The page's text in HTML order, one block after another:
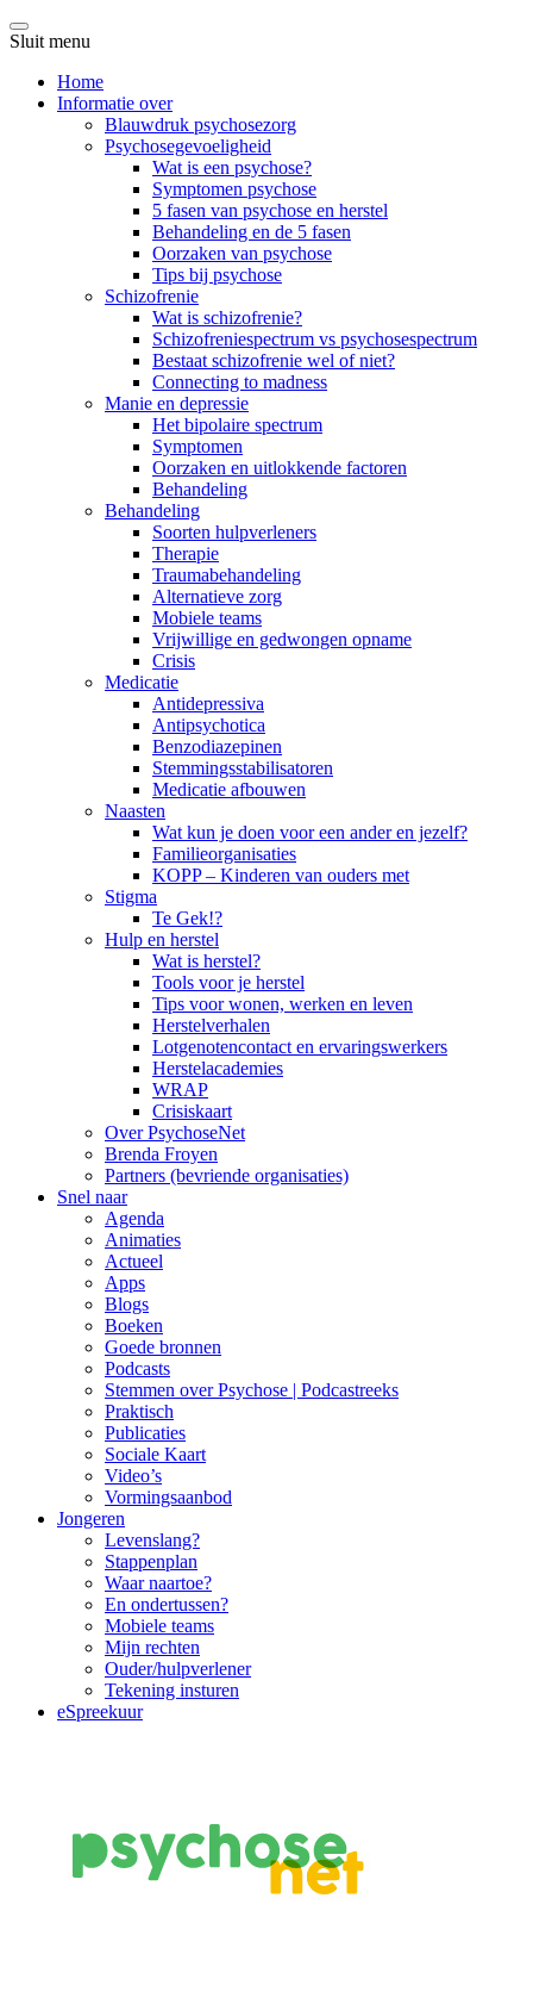
Sluit menu
Home
Informatie over
Blauwdruk psychosezorg
Psychosegevoeligheid
Wat is een psychose?
Symptomen psychose
5 fasen van psychose en herstel
Behandeling en de 5 fasen
Oorzaken van psychose
Tips bij psychose
Schizofrenie
Wat is schizofrenie?
Schizofreniespectrum vs psychosespectrum
Bestaat schizofrenie wel of niet?
Connecting to madness
Manie en depressie
Het bipolaire spectrum
Symptomen
Oorzaken en uitlokkende factoren
Behandeling
Behandeling
Soorten hulpverleners
Therapie
Traumabehandeling
Alternatieve zorg
Mobiele teams
Vrijwillige en gedwongen opname
Crisis
Medicatie
Antidepressiva
Antipsychotica
Benzodiazepinen
Stemmingsstabilisatoren
Medicatie afbouwen
Naasten
Wat kun je doen voor een ander en jezelf?
Familieorganisaties
KOPP – Kinderen van ouders met
Stigma
Te Gek!?
Hulp en herstel
Wat is herstel?
Tools voor je herstel
Tips voor wonen, werken en leven
Herstelverhalen
Lotgenotencontact en ervaringswerkers
Herstelacademies
WRAP
Crisiskaart
Over PsychoseNet
Brenda Froyen
Partners (bevriende organisaties)
Snel naar
Agenda
Animaties
Actueel
Apps
Blogs
Boeken
Goede bronnen
Podcasts
Stemmen over Psychose | Podcastreeks
Praktisch
Publicaties
Sociale Kaart
Video’s
Vormingsaanbod
Jongeren
Levenslang?
Stappenplan
Waar naartoe?
En ondertussen?
Mobiele teams
Mijn rechten
Ouder/hulpverlener
Tekening insturen
eSpreekuur